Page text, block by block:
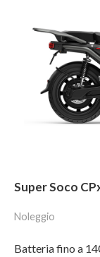
Super Soco
Noleggio
Batteria fino a